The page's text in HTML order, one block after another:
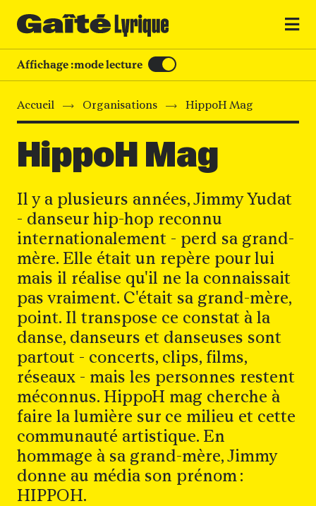
MENU
Affichage :mode lecture
Accueil Organisations HippoH Mag
HippoH Mag
Il y a plusieurs années, Jimmy Yudat
- danseur hip-hop reconnu
internationalement - perd sa grand-
mère. Elle était un repère pour lui
mais il réalise qu'il ne la connaissait
pas vraiment. C'était sa grand-mère,
point. Il transpose ce constat à la
danse, danseurs et danseuses sont
partout - concerts, clips, films,
réseaux - mais les personnes restent
méconnus. HippoH mag cherche à
faire la lumière sur ce milieu et cette
communauté artistique. En
hommage à sa grand-mère, Jimmy
donne au média son prénom :
HIPPOH.